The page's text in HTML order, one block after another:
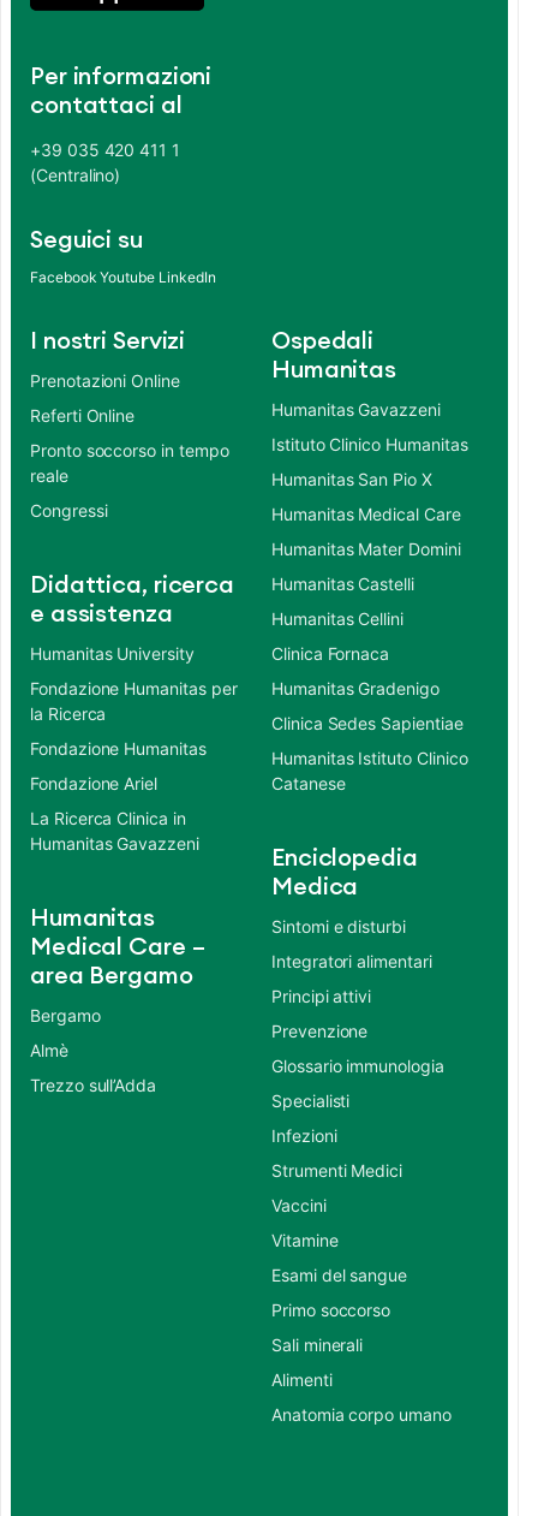
Per informazioni
contattaci al
+39 035 420 411 1
(Centralino)
Seguici su
Facebook Youtube LinkedIn
I nostri Servizi
Prenotazioni Online
Referti Online
Pronto soccorso in tempo
reale
Congressi
Didattica, ricerca
e assistenza
Humanitas University
Fondazione Humanitas per
la Ricerca
Fondazione Humanitas
Fondazione Ariel
La Ricerca Clinica in
Humanitas Gavazzeni
Humanitas
Medical Care –
area Bergamo
Bergamo
Almè
Trezzo sull’Adda
Ospedali
Humanitas
Humanitas Gavazzeni
Istituto Clinico Humanitas
Humanitas San Pio X
Humanitas Medical Care
Humanitas Mater Domini
Humanitas Castelli
Humanitas Cellini
Clinica Fornaca
Humanitas Gradenigo
Clinica Sedes Sapientiae
Humanitas Istituto Clinico
Catanese
Enciclopedia
Medica
Sintomi e disturbi
Integratori alimentari
Principi attivi
Prevenzione
Glossario immunologia
Specialisti
Infezioni
Strumenti Medici
Vaccini
Vitamine
Esami del sangue
Primo soccorso
Sali minerali
Alimenti
Anatomia corpo umano